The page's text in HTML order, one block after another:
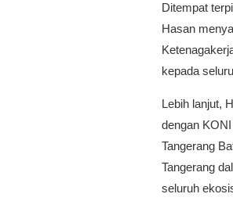
Ditempat
Hasan
kepada
Lebih lanjut,
dengan
Tangerang
Tangerang
seluruh